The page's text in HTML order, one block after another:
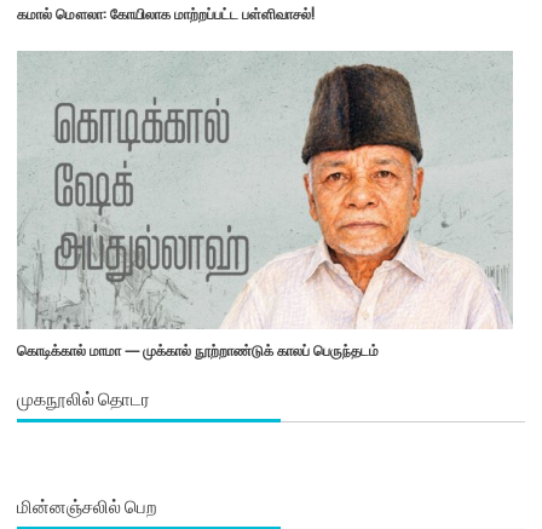
கமால் மௌலா: கோயிலாக மாற்றப்பட்ட பள்ளிவாசல்!
கொடிக்கால் மாமா — முக்கால் நூற்றாண்டுக் காலப் பெருந்தடம்
முகநூலில் தொடர
மின்னஞ்சலில் பெற